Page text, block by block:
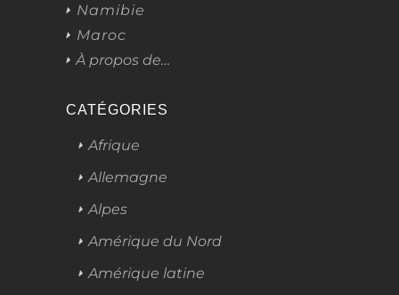
Namibie
Maroc
À propos de…
CATÉGORIES
Afrique
Allemagne
Alpes
Amérique du Nord
Amérique latine